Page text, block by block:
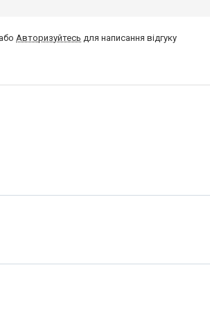
абоАвторизуйтесь для написання відгуку